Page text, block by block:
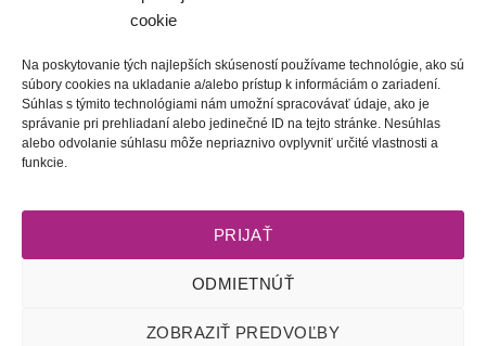
cookie
Na poskytovanie tých najlepších skúseností používame technológie, ako sú
súbory cookies na ukladanie a/alebo prístup k informáciám o zariadení.
Súhlas s týmito technológiami nám umožní spracovávať údaje, ako je
správanie pri prehliadaní alebo jedinečné ID na tejto stránke. Nesúhlas
alebo odvolanie súhlasu môže nepriaznivo ovplyvniť určité vlastnosti a
funkcie.
PRIJAŤ
ODMIETNÚŤ
ZOBRAZIŤ PREDVOĽBY
si prosím
Holubienka | Romantické
Reklamačný poriadok l Starostlivosť o šperky